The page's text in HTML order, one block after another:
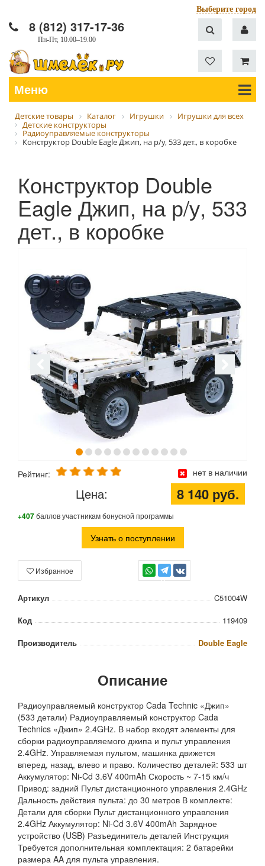
Выберите город
8 (812) 317-17-36
Пн-Пт, 10.00–19.00
Меню
Детские товары Каталог Игрушки
Игрушки для всех
Детские конструкторы
Радиоуправляемые конструкторы
Конструктор Double Eagle Джип, на р/у, 533 дет., в коробке
Конструктор Double
Eagle Джип, на р/у, 533
дет., в коробке
Рейтинг: нет в наличии
Цена: 8 140 руб.
+407баллов участникам бонусной программы
Узнать о поступлении
TG
Избранное
Артикул
C51004W
Код
119409
Производитель
Double Eagle
Описание
Радиоуправляемый конструктор Cada Technic «Джип»
(533 детали) Радиоуправляемый конструктор Cada
Technics «Джип» 2.4GHz. В набор входят элементы для
сборки радиоуправляемого джипа и пульт управления
2.4GHz. Управляемая пультом, машинка движется
вперед, назад, влево и право. Количество деталей: 533 шт
Аккумулятор: Ni-Cd 3.6V 400mAh Скорость ~ 7-15 км/ч
Привод: задний Пульт дистанционного управления 2.4GHz
Дальность действия пульта: до 30 метров В комплекте:
Детали для сборки Пульт дистанционного управления
2.4GHz Аккумулятор: Ni-Cd 3.6V 400mAh Зарядное
устройство (USB) Разъединитель деталей Инструкция
Требуется дополнительная комплектация: 2 батарейки
размера AA для пульта управления.